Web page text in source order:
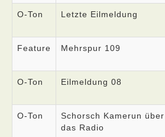
O-Ton Letzte Eilmeldung
Feature Mehrspur 109
O-Ton Eilmeldung 08
O-Ton
Schorsch Kamerun über
das Radio